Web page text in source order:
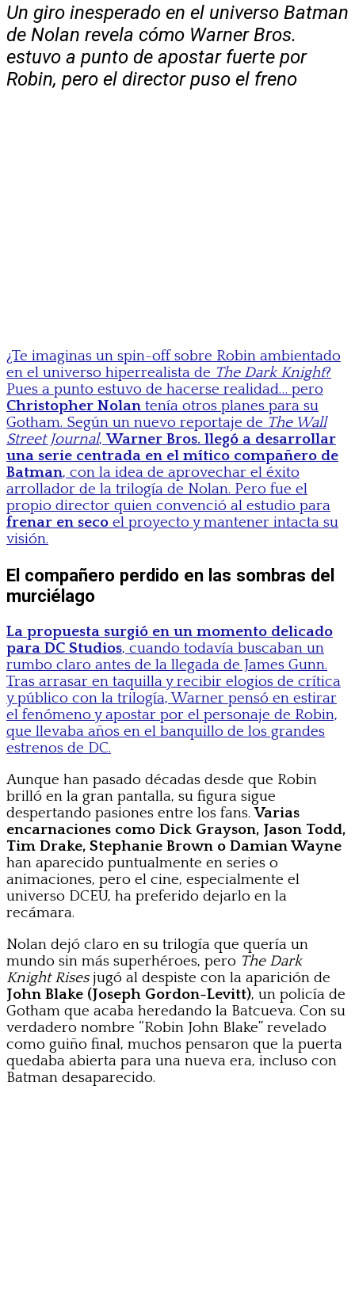
Un giro inesperado en el universo Batman
de Nolan revela cómo Warner Bros.
estuvo a punto de apostar fuerte por
Robin, pero el director puso el freno
¿Te imaginas un spin-off sobre Robin ambientado
en el universo hiperrealista de The Dark Knight?
Pues a punto estuvo de hacerse realidad… pero
Christopher Nolan tenía otros planes para su
Gotham. Según un nuevo reportaje de The Wall
Street Journal,Warner Bros. llegó a desarrollar
una serie centrada en el mítico compañero de
Batman, con la idea de aprovechar el éxito
arrollador de la trilogía de Nolan. Pero fue el
propio director quien convenció al estudio para
frenar en seco el proyecto y mantener intacta su
visión.
El compañero perdido en las sombras del
murciélago
La propuesta surgió en un momento delicado
para DC Studios, cuando todavía buscaban un
rumbo claro antes de la llegada de James Gunn.
Tras arrasar en taquilla y recibir elogios de crítica
y público con la trilogía, Warner pensó en estirar
el fenómeno y apostar por el personaje de Robin,
que llevaba años en el banquillo de los grandes
estrenos de DC.
Aunque han pasado décadas desde que Robin
brilló en la gran pantalla, su figura sigue
despertando pasiones entre los fans.Varias
encarnaciones como Dick Grayson, Jason Todd,
Tim Drake, Stephanie Brown o Damian Wayne
han aparecido puntualmente en series o
animaciones, pero el cine, especialmente el
universo DCEU, ha preferido dejarlo en la
recámara.
Nolan dejó claro en su trilogía que quería un
mundo sin más superhéroes, pero The Dark
Knight Risesjugó al despiste con la aparición de
John Blake (Joseph Gordon-Levitt), un policía de
Gotham que acaba heredando la Batcueva. Con su
verdadero nombre “Robin John Blake” revelado
como guiño final, muchos pensaron que la puerta
quedaba abierta para una nueva era, incluso con
Batman desaparecido.